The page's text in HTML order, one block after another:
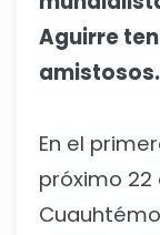
Aguirre
amistosos.
En el
próximo